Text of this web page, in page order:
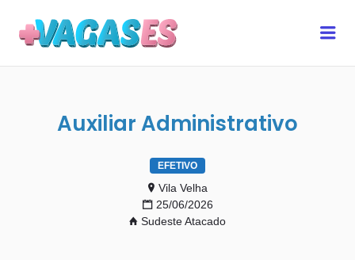
Auxiliar Administrativo
EFETIVO
Vila Velha
25/06/2026
Sudeste Atacado